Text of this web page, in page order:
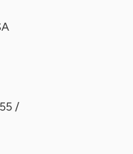
/